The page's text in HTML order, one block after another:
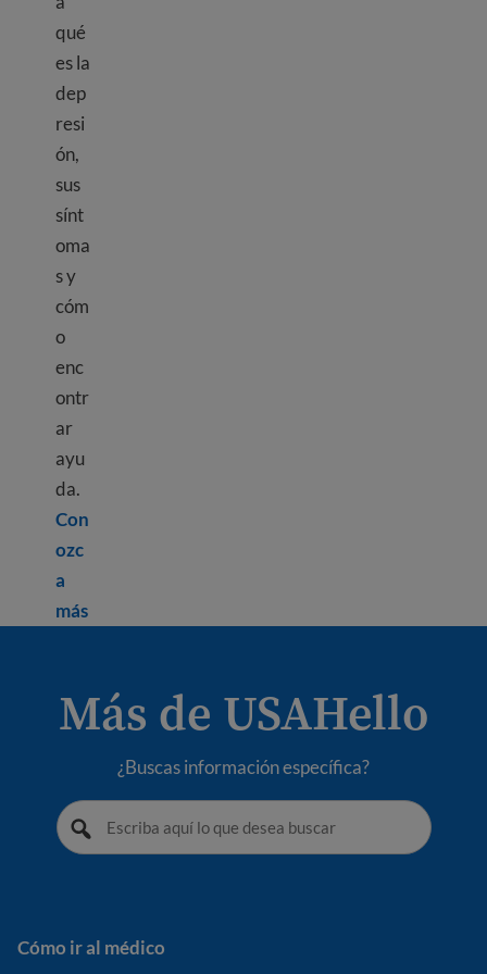
qué
es la
dep
resi
ón,
sus
sínt
oma
s y
cóm
o
enc
ontr
ar
ayu
da.
Con
ozc
a
másLearn more about Depression
Más de USAHello
¿Buscas información específica?
Cómo ir al médico
Cómo ir al médico